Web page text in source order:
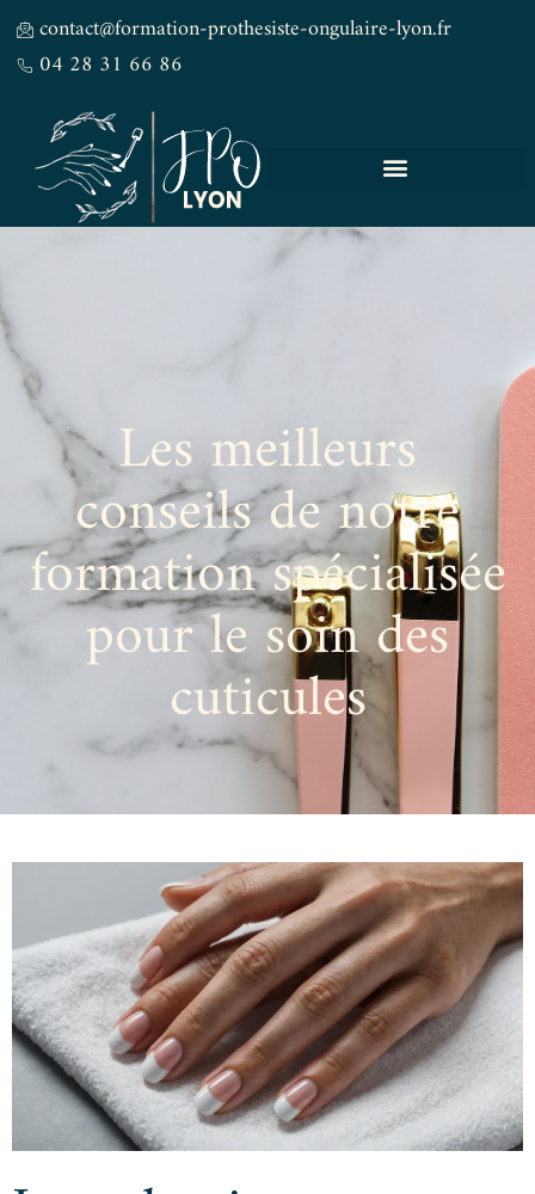
contact@formation-prothesiste-ongulaire-lyon.fr
04 28 31 66 86
Les meilleurs
conseils de notre
formation spécialisée
pour le soin des
cuticules